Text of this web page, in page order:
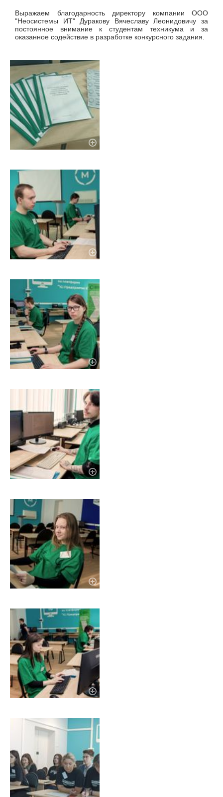
Выражаем благодарность директору компании ООО
"Неосистемы ИТ" Дуракову Вячеславу Леонидовичу за
постоянное внимание к студентам техникума и за
оказанное содействие в разработке конкурсного задания.